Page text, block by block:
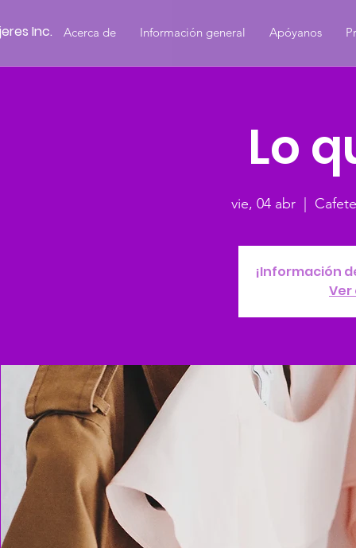
Acerca de Información general Apóyanos
Inc.
Lo
vie, 04 abr
¡Información